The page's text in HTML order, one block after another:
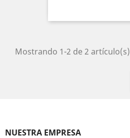
Mostrando 1-2 de 2 artículo(s)
NUESTRA EMPRESA